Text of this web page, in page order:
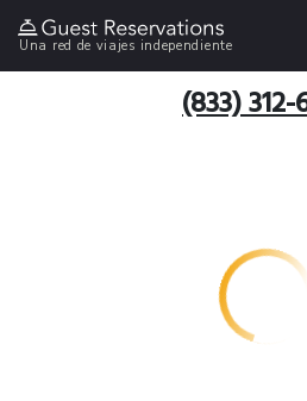
Una red de viajes independiente
(833) 312-